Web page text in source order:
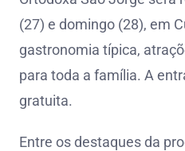
(27) e domingo (28), em
gastronomia típica,
para toda a família. A
gratuita.
Entre os destaques da